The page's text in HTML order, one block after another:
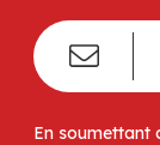
En soumettant